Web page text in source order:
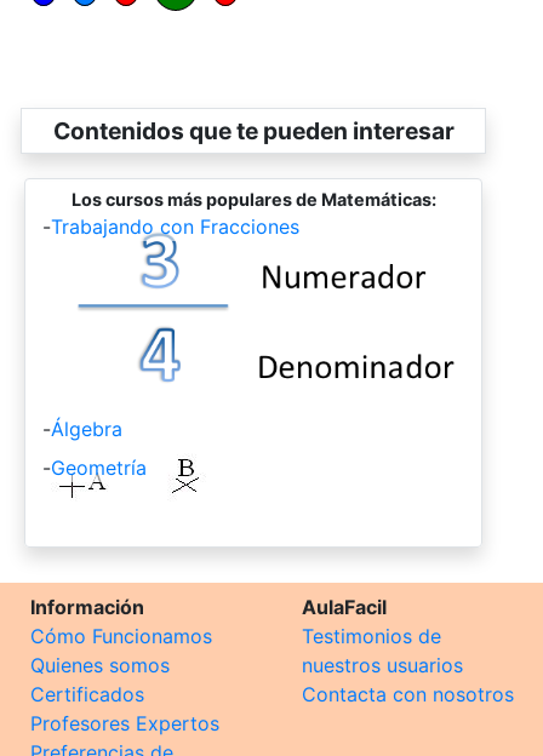
Contenidos que te pueden interesar
Los cursos más populares de Matemáticas:
-Trabajando con Fracciones
-Álgebra
-Geometría
Información
Cómo Funcionamos
Quienes somos
Certificados
Profesores Expertos
AulaFacil
Testimonios de
nuestros usuarios
Contacta con nosotros